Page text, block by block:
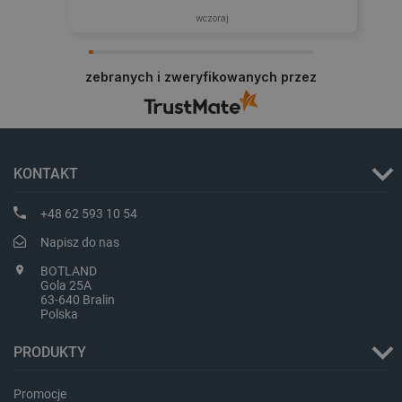
wczoraj
zebranych i zweryfikowanych przez
KONTAKT
+48 62 593 10 54
Napisz do nas
BOTLAND
Gola 25A
63-640 Bralin
Polska
PRODUKTY
Promocje
Polityce prywatności Google